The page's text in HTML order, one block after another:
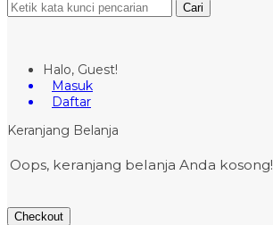
Cari
Halo, Guest!
Masuk
Daftar
Keranjang Belanja
Oops, keranjang belanja Anda kosong!
Checkout